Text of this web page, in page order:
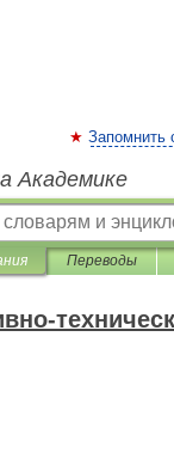
Запомнить
Академике
Переводы